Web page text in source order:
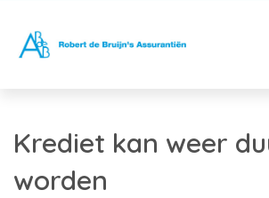
Krediet kan weer
worden